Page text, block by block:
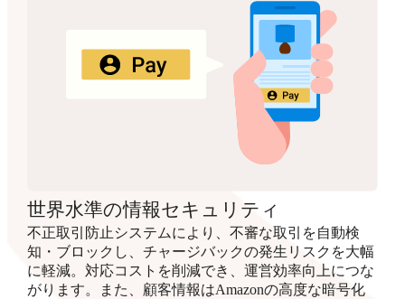
世界水準の情報セキュリティ
不正取引防止システムにより、不審な取引を自動検
知・ブロックし、チャージバックの発生リスクを大幅
に軽減。対応コストを削減でき、運営効率向上につな
がります。また、顧客情報はAmazonの高度な暗号化